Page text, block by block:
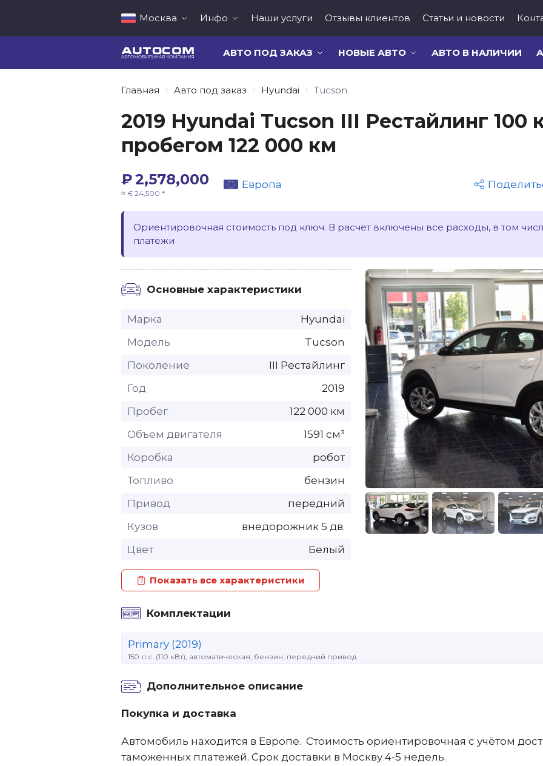
Москва Инфо Наши услуги Отзывы клиентов Статьи и новости
АВТО ПОД ЗАКАЗ НОВЫЕ АВТО АВТО В НАЛИЧИИ
Главная Авто под заказ Hyundai Tucson
2019 Hyundai Tucson III Рестайлинг 100
пробегом 122 000 км
₽ 2,578,000
≈ € 24,500 *
Европа
Ориентировочная стоимость под ключ. В расчет включены все расходы, в том
платежи
Основные характеристики
Марка
Hyundai
Модель
Tucson
Поколение
III Рестайлинг
Год
2019
Пробег
122 000 км
Объем двигателя
1591 см³
Коробка
робот
Топливо
бензин
Привод
передний
Кузов
внедорожник 5 дв.
Цвет
Белый
Показать все характеристики
Комплектации
Primary (2019)
150 л.с. (110 кВт), автоматическая, бензин, передний привод
Дополнительное описание
Покупка и доставка
Автомобиль находится в Европе. Стоимость ориентировочная с учётом
таможенных платежей. Срок доставки в Москву 4-5 недель.